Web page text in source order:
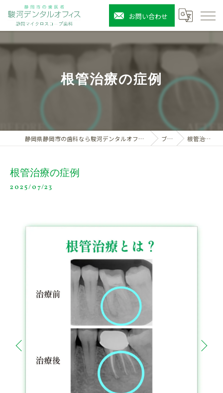
お問い合わせ
根管治療の症例
静岡県静岡市の歯科なら駿河デンタルオフィス静岡マイクロスコープ歯科 ブログ 根管治療の症例
根管治療の症例
2025/07/23